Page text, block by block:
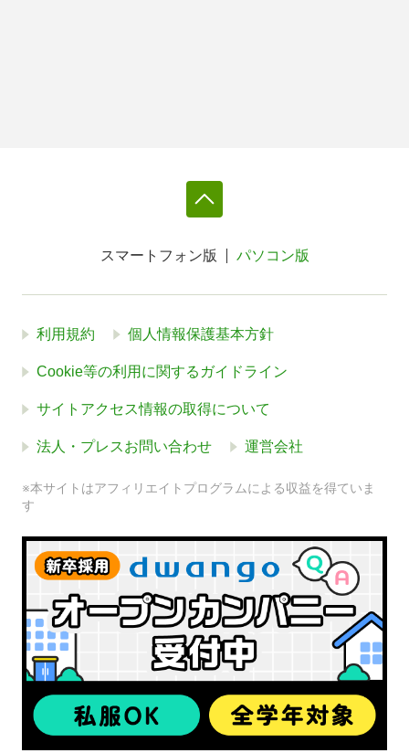
スマートフォン版 パソコン版
利用規約 個人情報保護基本方針
Cookie等の利用に関するガイドライン
サイトアクセス情報の取得について
法人・プレスお問い合わせ 運営会社
※本サイトはアフィリエイトプログラムによる収益を得ていま
す